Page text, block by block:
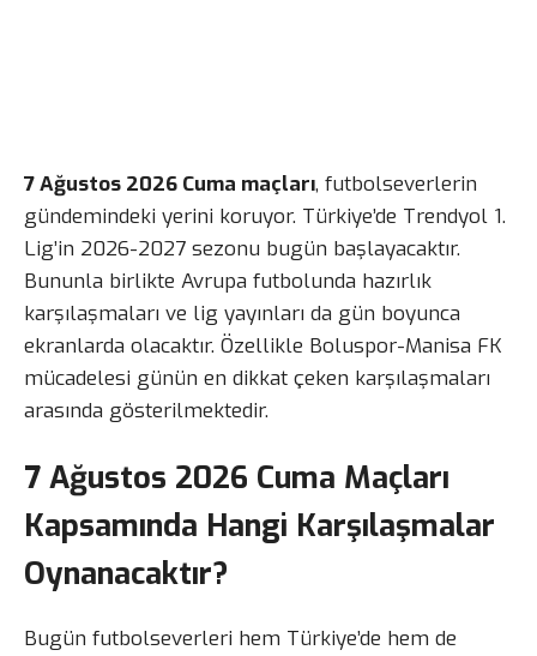
7 Ağustos 2026 Cuma maçları, futbolseverlerin
gündemindeki yerini koruyor. Türkiye’de Trendyol 1.
Lig’in 2026-2027 sezonu bugün başlayacaktır.
Bununla birlikte Avrupa futbolunda hazırlık
karşılaşmaları ve lig yayınları da gün boyunca
ekranlarda olacaktır. Özellikle Boluspor-Manisa FK
mücadelesi günün en dikkat çeken karşılaşmaları
arasında gösterilmektedir.
7 Ağustos 2026 Cuma Maçları
Kapsamında Hangi Karşılaşmalar
Oynanacaktır?
Bugün futbolseverleri hem Türkiye’de hem de